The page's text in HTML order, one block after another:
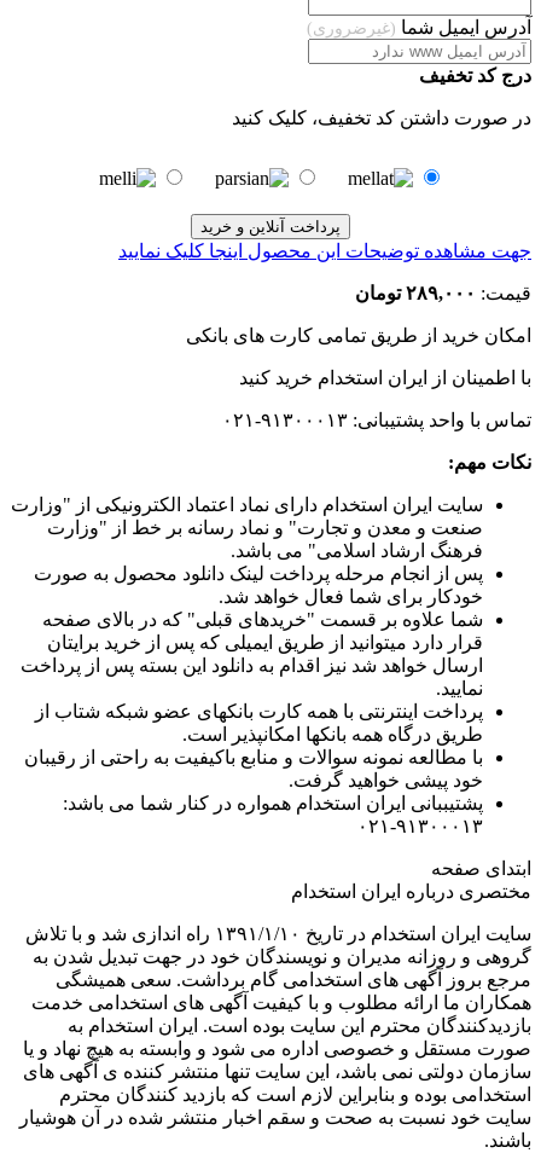
آدرس ایمیل شما (غیرضروری)
درج کد تخفیف
در صورت داشتن کد تخفیف، کلیک کنید
جهت مشاهده توضیحات این محصول اینجا کلیک نمایید
قیمت: ۲۸۹,۰۰۰ تومان
امکان خرید از طریق تمامی کارت های بانکی
با اطمینان از ایران استخدام خرید کنید
تماس با واحد پشتیبانی: ۹۱۳۰۰۰۱۳-۰۲۱
نکات مهم:
سایت ایران استخدام دارای نماد اعتماد الکترونیکی از "وزارت
صنعت و معدن و تجارت" و نماد رسانه بر خط از "وزارت
فرهنگ ارشاد اسلامی" می باشد.
پس از انجام مرحله پرداخت لینک دانلود محصول به صورت
خودکار برای شما فعال خواهد شد.
شما علاوه بر قسمت "خریدهای قبلی" که در بالای صفحه
قرار دارد میتوانید از طریق ایمیلی که پس از خرید برایتان
ارسال خواهد شد نیز اقدام به دانلود این بسته پس از پرداخت
نمایید.
پرداخت اینترنتی با همه کارت بانکهای عضو شبکه شتاب از
طریق درگاه همه بانکها امکانپذیر است.
با مطالعه نمونه سوالات و منابع باکیفیت به راحتی از رقیبان
خود پیشی خواهید گرفت.
پشتیببانی ایران استخدام همواره در کنار شما می باشد:
۹۱۳۰۰۰۱۳-۰۲۱
ابتدای صفحه
مختصری درباره ایران استخدام
سایت ایران استخدام در تاریخ ۱۳۹۱/۱/۱۰ راه اندازی شد و با تلاش
گروهی و روزانه مدیران و نویسندگان خود در جهت تبدیل شدن به
مرجع بروز آگهی های استخدامی گام برداشت. سعی همیشگی
همکاران ما ارائه مطلوب و با کیفیت آگهی های استخدامی خدمت
بازدیدکنندگان محترم این سایت بوده است. ایران استخدام به
صورت مستقل و خصوصی اداره می شود و وابسته به هیچ نهاد و یا
سازمان دولتی نمی باشد، این سایت تنها منتشر کننده ی آگهی های
استخدامی بوده و بنابراین لازم است که بازدید کنندگان محترم
سایت خود نسبت به صحت و سقم اخبار منتشر شده در آن هوشیار
باشند.